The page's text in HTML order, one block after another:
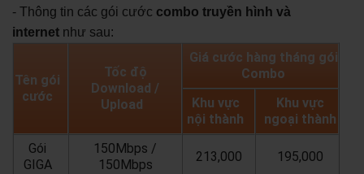
- Thông tin các gói cước combo truyền hình và
internet như sau:
Tên gói
cước
Tốc độ
Download /
Upload
Giá cước hàng tháng gói
Combo
Khu vực
nội thành
Khu vực
ngoại thành
Gói
GIGA
150Mbps /
150Mbps
213,000 195,000